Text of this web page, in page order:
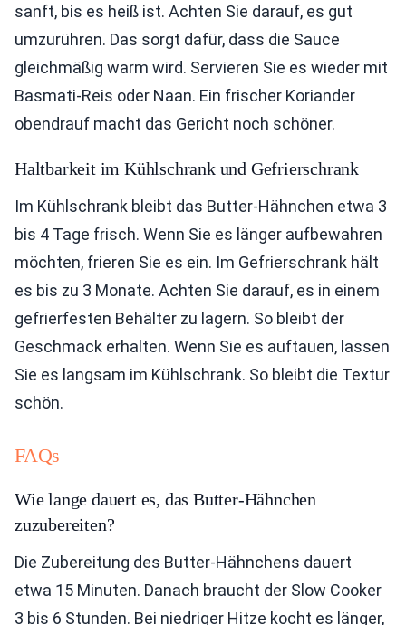
sanft, bis es heiß ist. Achten Sie darauf, es gut
umzurühren. Das sorgt dafür, dass die Sauce
gleichmäßig warm wird. Servieren Sie es wieder mit
Basmati-Reis oder Naan. Ein frischer Koriander
obendrauf macht das Gericht noch schöner.
Haltbarkeit im Kühlschrank und Gefrierschrank
Im Kühlschrank bleibt das Butter-Hähnchen etwa 3
bis 4 Tage frisch. Wenn Sie es länger aufbewahren
möchten, frieren Sie es ein. Im Gefrierschrank hält
es bis zu 3 Monate. Achten Sie darauf, es in einem
gefrierfesten Behälter zu lagern. So bleibt der
Geschmack erhalten. Wenn Sie es auftauen, lassen
Sie es langsam im Kühlschrank. So bleibt die Textur
schön.
FAQs
Wie lange dauert es, das Butter-Hähnchen
zuzubereiten?
Die Zubereitung des Butter-Hähnchens dauert
etwa 15 Minuten. Danach braucht der Slow Cooker
3 bis 6 Stunden. Bei niedriger Hitze kocht es länger,